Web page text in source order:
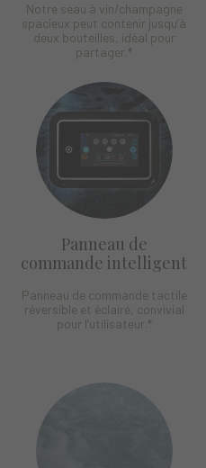
Notre seau à vin/champagne
spacieux peut contenir jusqu’à
deux bouteilles, idéal pour
partager. *
Panneau de
commande intelligent
Panneau de commande tactile
réversible et éclairé, convivial
pour l’utilisateur. *